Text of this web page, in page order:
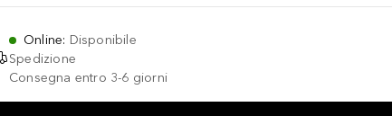
Online: Disponibile
Spedizione
Consegna entro 3-6 giorni